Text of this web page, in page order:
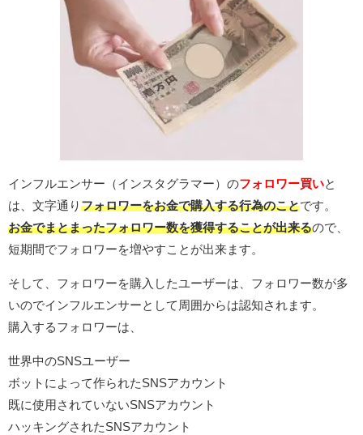
インフルエンサー（インスタグラマー）のフォロワー買いと
は、文字通り フォロワーをお金で購入する行為のことです。
お金でまとまったフォロワー数を獲得することが出来るので、
短期間でフォロワーを増やすことが出来ます。
そして、フォロワーを購入したユーザーは、フォロワー数が多
いのでインフルエンサーとして周囲からは認知されます。
購入するフォロワーは、
世界中のSNSユーザー
ボットによって作られたSNSアカウント
既に使用されていないSNSアカウント
ハッキングされたSNSアカウント